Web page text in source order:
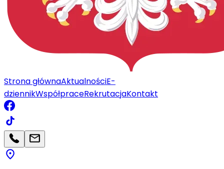
Strona głównaAktualnościE-
dziennikWspółpraceRekrutacjaKontakt